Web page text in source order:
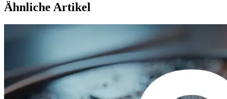
Ähnliche Artikel